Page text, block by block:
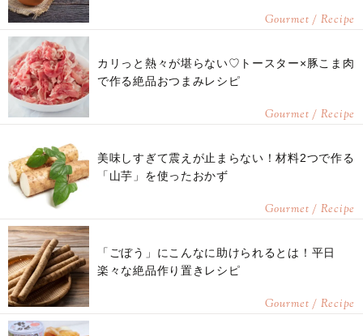
Gourmet / Recipe
カリっと熱々が堪らない♡トースター×豚こま肉
で作る絶品おつまみレシピ
Gourmet / Recipe
美味しすぎて震えが止まらない！材料2つで作る
「山芋」を使ったおかず
Gourmet / Recipe
「ごぼう」にこんなに助けられるとは！平日
楽々な絶品作り置きレシピ
Gourmet / Recipe